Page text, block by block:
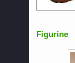
Figurine